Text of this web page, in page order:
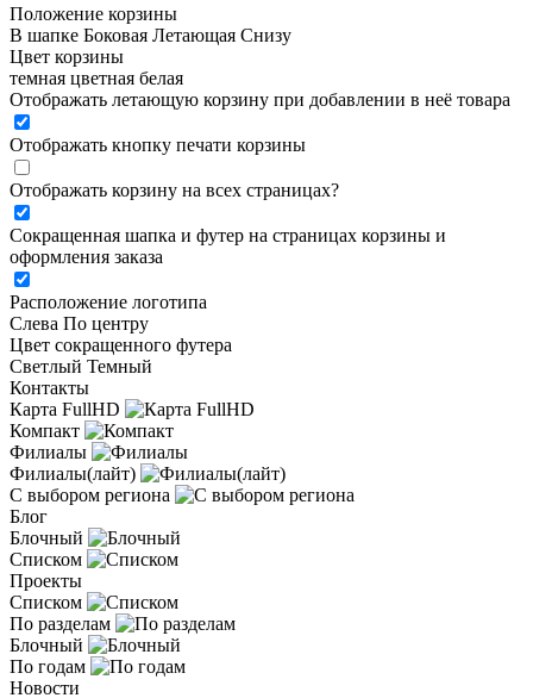
Положение корзины
В шапке Боковая Летающая Снизу
Цвет корзины
темная цветная белая
Отображать летающую корзину при добавлении в неё товара
Отображать кнопку печати корзины
Отображать корзину на всех страницах?
Сокращенная шапка и футер на страницах корзины и
оформления заказа
Расположение логотипа
Cлева По центру
Цвет сокращенного футера
Светлый Темный
Контакты
Карта FullHD
Компакт
Филиалы
Филиалы(лайт)
С выбором региона
Блог
Блочный
Списком
Проекты
Списком
По разделам
Блочный
По годам
Новости